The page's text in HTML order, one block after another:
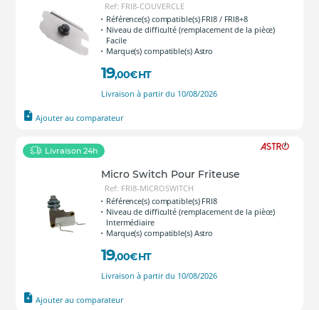
Ref: FRI8-COUVERCLE
Référence(s) compatible(s) FRI8 / FRI8+8
Niveau de difficulté (remplacement de la pièce)
Facile
Marque(s) compatible(s) Astro
19,00€HT
Livraison à partir du 10/08/2026
Ajouter au comparateur
Livraison 24h
Micro Switch Pour Friteuse
Ref: FRI8-MICROSWITCH
Référence(s) compatible(s) FRI8
Niveau de difficulté (remplacement de la pièce)
Intermédiaire
Marque(s) compatible(s) Astro
19,00€HT
Livraison à partir du 10/08/2026
Ajouter au comparateur